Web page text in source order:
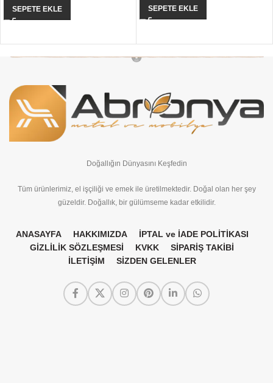
SEPETE EKLE SEPETE EKLE
Doğallığın Dünyasını Keşfedin
Tüm ürünlerimiz, el işçiliği ve emek ile üretilmektedir. Doğal olan her şey
güzeldir. Doğallık, bir gülümseme kadar etkilidir.
ANASAYFA HAKKIMIZDA
İPTAL ve İADE POLİTİKASI
GİZLİLİK SÖZLEŞMESİ
KVKK
SİPARİŞ TAKİBİ
İLETİŞİM
SİZDEN GELENLER